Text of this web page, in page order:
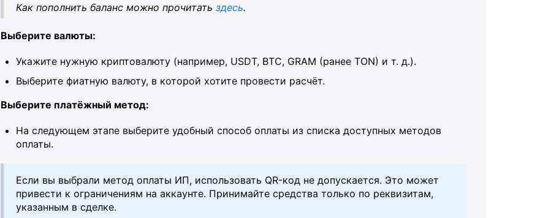
Как пополнить баланс можно прочитать здесь.
Выберите валюты:
Укажите нужную криптовалюту (например, USDT, BTC, GRAM (ранее TON) и т. д.).
Выберите фиатную валюту, в которой хотите провести расчёт.
Выберите платёжный метод:
На следующем этапе выберите удобный способ оплаты из списка доступных методов
оплаты.
Если вы выбрали метод оплаты ИП, использовать QR-код не допускается. Это может
привести к ограничениям на аккаунте. Принимайте средства только по реквизитам,
указанным в сделке.